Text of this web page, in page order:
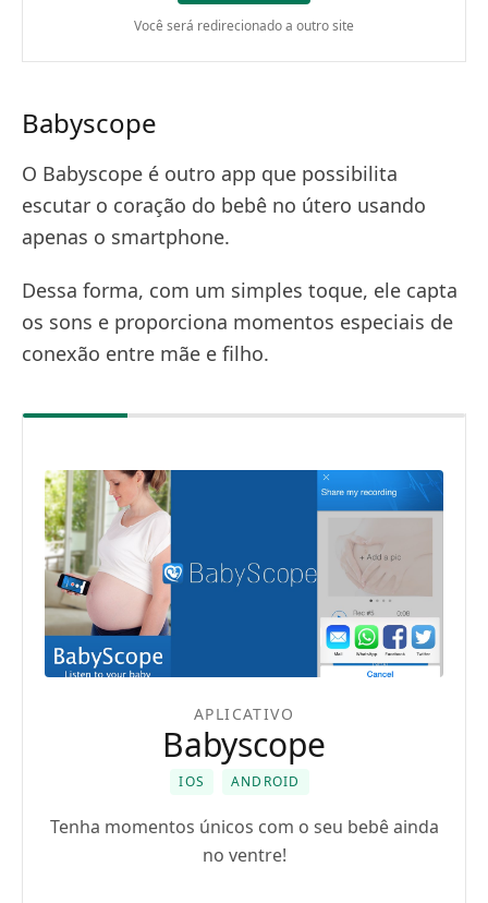
Você será redirecionado a outro site
Babyscope
O Babyscope é outro app que possibilita
escutar o coração do bebê no útero usando
apenas o smartphone.
Dessa forma, com um simples toque, ele capta
os sons e proporciona momentos especiais de
conexão entre mãe e filho.
APLICATIVO
Babyscope
IOS ANDROID
Tenha momentos únicos com o seu bebê ainda
no ventre!